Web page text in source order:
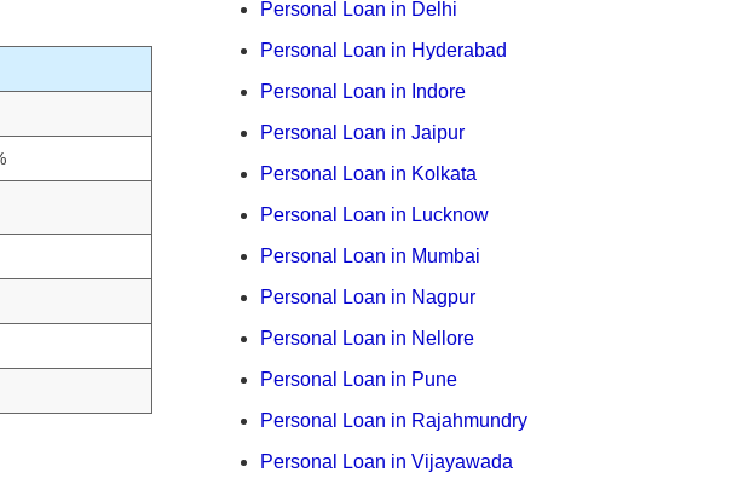
Personal Loan in Delhi
Personal Loan in Hyderabad
Personal Loan in Indore
Personal Loan in Jaipur
Personal Loan in Kolkata
Personal Loan in Lucknow
Personal Loan in Mumbai
Personal Loan in Nagpur
Personal Loan in Nellore
Personal Loan in Pune
Personal Loan in Rajahmundry
Personal Loan in Vijayawada